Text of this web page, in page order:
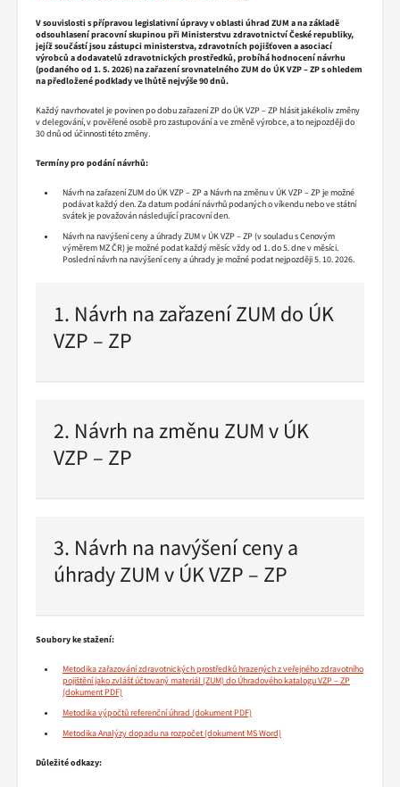
V souvislosti s přípravou legislativní úpravy v oblasti úhrad ZUM a na základě
odsouhlasení pracovní skupinou při Ministerstvu zdravotnictví České republiky,
jejíž součástí jsou zástupci ministerstva, zdravotních pojišťoven a asociací
výrobců a dodavatelů zdravotnických prostředků, probíhá hodnocení návrhu
(podaného od 1. 5. 2026) na zařazení srovnatelného ZUM do ÚK VZP – ZP s ohledem
na předložené podklady ve lhůtě nejvýše 90 dnů.
Každý navrhovatel je povinen po dobu zařazení ZP do ÚK VZP – ZP hlásit jakékoliv změny
v delegování, v pověřené osobě pro zastupování a ve změně výrobce, a to nejpozději do
30 dnů od účinnosti této změny.
Termíny pro podání návrhů:
Návrh na zařazení ZUM do ÚK VZP – ZP a Návrh na změnu v ÚK VZP – ZP je možné
podávat každý den. Za datum podání návrhů podaných o víkendu nebo ve státní
svátek je považován následující pracovní den.
Návrh na navýšení ceny a úhrady ZUM v ÚK VZP – ZP (v souladu s Cenovým
výměrem MZ ČR) je možné podat každý měsíc vždy od 1. do 5. dne v měsíci.
Poslední návrh na navýšení ceny a úhrady je možné podat nejpozději 5. 10. 2026.
1. Návrh na zařazení ZUM do ÚK
VZP – ZP
2. Návrh na změnu ZUM v ÚK
VZP – ZP
3. Návrh na navýšení ceny a
úhrady ZUM v ÚK VZP – ZP
Soubory ke stažení:
Metodika zařazování zdravotnických prostředků hrazených z veřejného zdravotního
pojištění jako zvlášť účtovaný materiál (ZUM) do Úhradového katalogu VZP – ZP
Metodika výpočtů referenční úhrad
Metodika Analýzy dopadu na rozpočet
Důležité odkazy: